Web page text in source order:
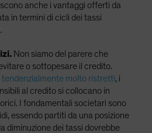
anche i vantaggi offerti da
in termini di cicli dei tassi
Non siamo del parere che
o sottopesare il credito.
tendenzialmente molto ristretti, i
al credito si collocano in
I fondamentali societari sono
essendo partiti da una posizione
diminuzione dei tassi dovrebbe